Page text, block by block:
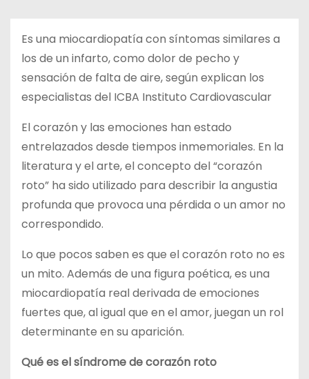
Es una miocardiopatía con síntomas similares a
los de un infarto, como dolor de pecho y
sensación de falta de aire, según explican los
especialistas del ICBA Instituto Cardiovascular
El corazón y las emociones han estado
entrelazados desde tiempos inmemoriales. En la
literatura y el arte, el concepto del “corazón
roto” ha sido utilizado para describir la angustia
profunda que provoca una pérdida o un amor no
correspondido.
Lo que pocos saben es que el corazón roto no es
un mito. Además de una figura poética, es una
miocardiopatía real derivada de emociones
fuertes que, al igual que en el amor, juegan un rol
determinante en su aparición.
Qué es el síndrome de corazón roto